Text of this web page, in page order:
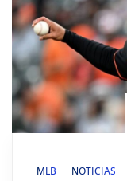
MLB NOTICIAS